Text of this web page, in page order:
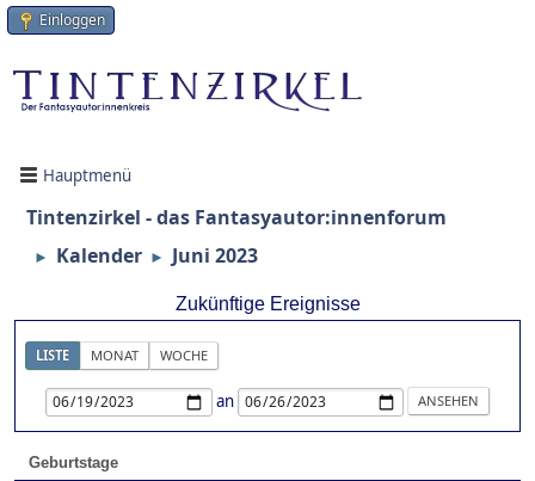
Einloggen
Hauptmenü
Tintenzirkel - das Fantasyautor:innenforum
► Kalender ► Juni 2023
Zukünftige Ereignisse
LISTE MONAT WOCHE
an
Geburtstage